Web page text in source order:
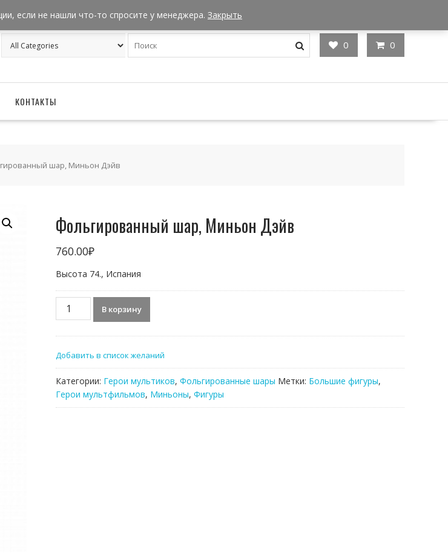
0 0
КОНТАКТЫ
шар, Миньон Дэйв
Фольгированный шар, Миньон Дэйв
760.00₽
Высота 74., Испания
Количество
товара
Миньон
Дэйв
В корзину
Добавить в список желаний
Категории: Герои мультиков, Фольгированные шары Метки: Большие фигуры,
Герои мультфильмов, Миньоны, Фигуры
если не нашли что-то спросите у менеджера. Закрыть